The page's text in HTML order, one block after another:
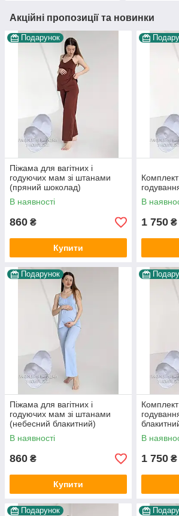
Акційні пропозиції та новинки
Подарунок
Піжама для вагітних і
годуючих мам зі штанами
(пряний шоколад)
В наявності
860 ₴
Купити
В
1 750 ₴
Подарунок
Піжама для вагітних і
годуючих мам зі штанами
(небесний блакитний)
В наявності
860 ₴
Купити
В
1 750 ₴
Подарунок